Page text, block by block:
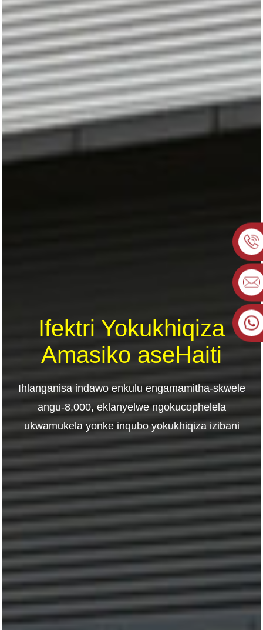
Ifektri Yokukhiqiza
Amasiko aseHaiti
Ihlanganisa indawo enkulu engamamitha-skwele
angu-8,000, eklanyelwe ngokucophelela
ukwamukela yonke inqubo yokukhiqiza izibani